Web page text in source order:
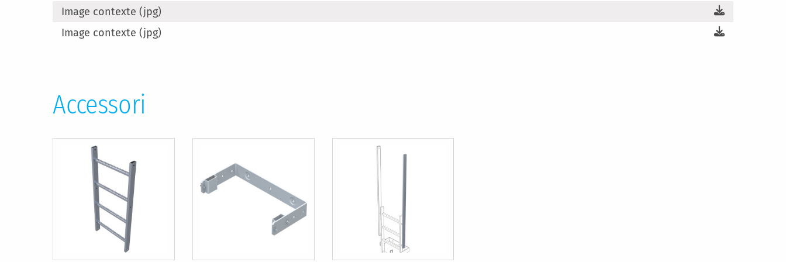
Image contexte (jpg)
Image contexte (jpg)
Accessori